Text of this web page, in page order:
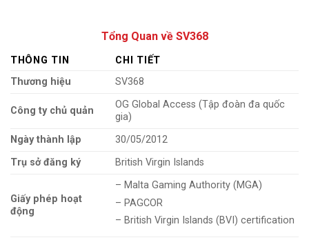
Tổng Quan về SV368
THÔNG TIN
CHI TIẾT
Thương hiệu
SV368
Công ty chủ quản
OG Global Access (Tập đoàn đa quốc
gia)
Ngày thành lập
30/05/2012
Trụ sở đăng ký
British Virgin Islands
Giấy phép hoạt
động
– Malta Gaming Authority (MGA)
– PAGCOR
– British Virgin Islands (BVI) certification